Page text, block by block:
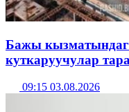
Бажы
куткаруучулар
09:15 03.08.2026